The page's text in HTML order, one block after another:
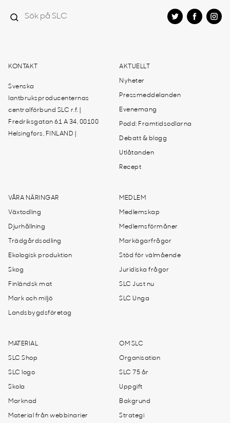
KONTAKT
Svenska
lantbruksproducenternas
centralförbund SLC r.f. |
Fredriksgatan 61 A 34, 00100
Helsingfors, FINLAND |
AKTUELLT
Nyheter
Pressmeddelanden
Evenemang
Podd: Framtidsodlarna
Debatt & blogg
Utlåtanden
Recept
VÅRA NÄRINGAR
Växtodling
Djurhållning
Trädgårdsodling
Ekologisk produktion
Skog
Finländsk mat
Mark och miljö
Landsbygdsföretag
MEDLEM
Medlemskap
Medlemsförmåner
Markägarfrågor
Stöd för välmående
Juridiska frågor
SLC Just nu
SLC Unga
MATERIAL
SLC Shop
SLC logo
Skola
Marknad
Material från webbinarier
OM SLC
Organisation
SLC 75 år
Uppgift
Bakgrund
Strategi